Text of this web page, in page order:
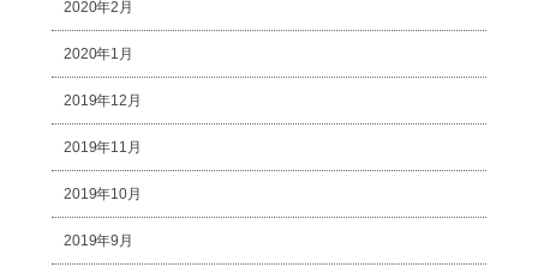
2020年2月
2020年1月
2019年12月
2019年11月
2019年10月
2019年9月